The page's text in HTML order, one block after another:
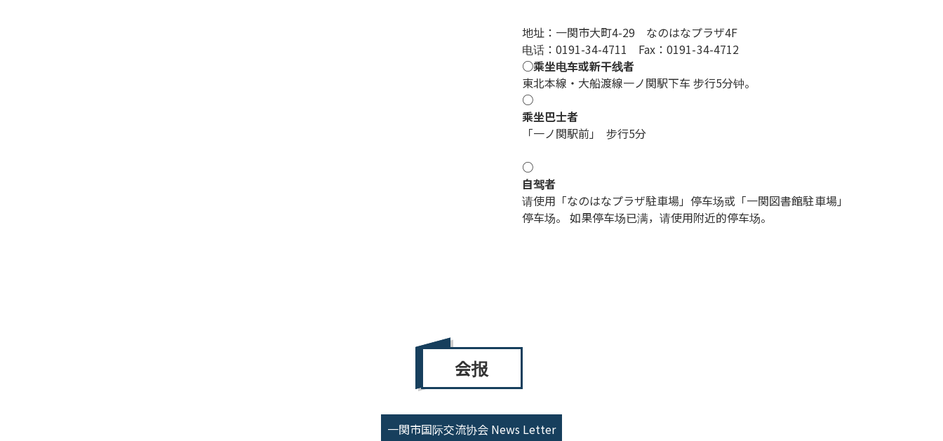
地址：一関市大町4-29 なのはなプラザ4F
电话：0191-34-4711 Fax：0191-34-4712
○乘坐电车或新干线者
東北本線・大船渡線一ノ関駅下车 步行5分钟。
○
乘坐巴士者
「一ノ関駅前」 步行5分
○
自驾者
请使用「なのはなプラザ駐車場」停车场或「一関図書館駐車場」
停车场。 如果停车场已满，请使用附近的停车场。
会报
一関市国际交流协会 News Letter